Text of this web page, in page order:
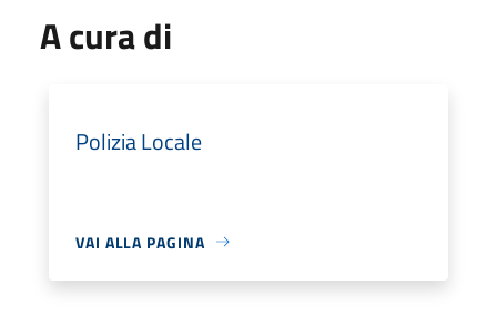
A cura di
Polizia Locale
VAI ALLA PAGINA